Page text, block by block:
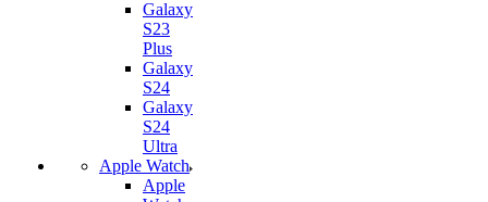
Galaxy
S23
Plus
Galaxy
S24
Galaxy
S24
Ultra
Apple Watch
Apple